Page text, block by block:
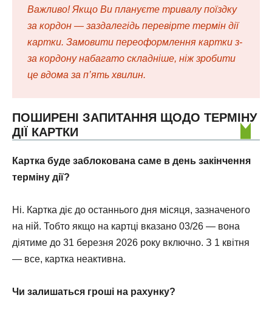
Важливо! Якщо Ви плануєте тривалу поїздку
за кордон — заздалегідь перевірте термін дії
картки. Замовити переоформлення картки з-
за кордону набагато складніше, ніж зробити
це вдома за п’ять хвилин.
ПОШИРЕНІ ЗАПИТАННЯ ЩОДО ТЕРМІНУ
ДІЇ КАРТКИ
Картка буде заблокована саме в день закінчення
терміну дії?
Ні. Картка діє до останнього дня місяця, зазначеного
на ній. Тобто якщо на картці вказано 03/26 — вона
діятиме до 31 березня 2026 року включно. З 1 квітня
— все, картка неактивна.
Чи залишаться гроші на рахунку?